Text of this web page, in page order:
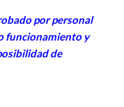
por personal
funcionamiento y
de